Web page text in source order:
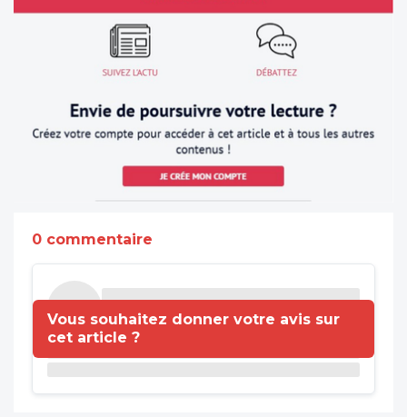
0 commentaire
Vous souhaitez donner votre avis sur
cet article ?